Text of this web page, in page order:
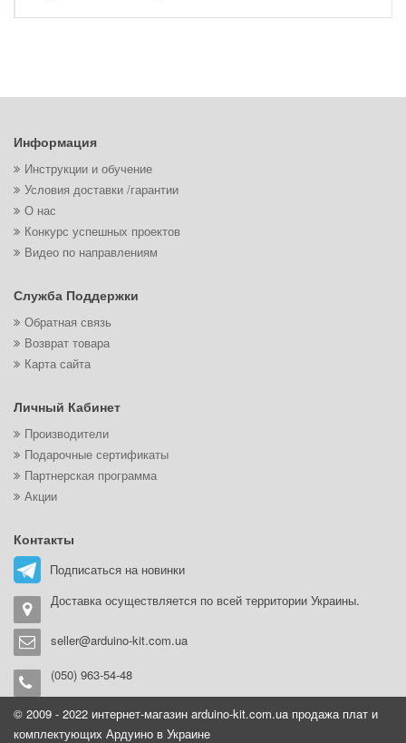
Информация
Инструкции и обучение
Условия доставки /гарантии
О нас
Конкурс успешных проектов
Видео по направлениям
Служба Поддержки
Обратная связь
Возврат товара
Карта сайта
Личный Кабинет
Производители
Подарочные сертификаты
Партнерская программа
Акции
Контакты
Подписаться на новинки
Доставка осуществляется по всей территории Украины.
seller@arduino-kit.com.ua
(050) 963-54-48
© 2009 - 2022 интернет-магазин arduino-kit.com.ua продажа плат и
комплектующих Ардуино в Украине